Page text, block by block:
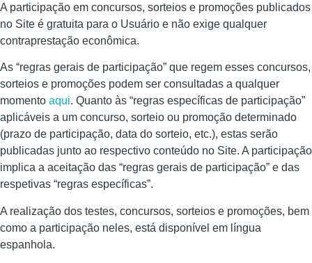
A participação em concursos, sorteios e promoções publicados
no Site é gratuita para o Usuário e não exige qualquer
contraprestação econômica.
As “regras gerais de participação” que regem esses concursos,
sorteios e promoções podem ser consultadas a qualquer
momento aqui. Quanto às “regras específicas de participação”
aplicáveis a um concurso, sorteio ou promoção determinado
(prazo de participação, data do sorteio, etc.), estas serão
publicadas junto ao respectivo conteúdo no Site. A participação
implica a aceitação das “regras gerais de participação” e das
respetivas “regras específicas”.
A realização dos testes, concursos, sorteios e promoções, bem
como a participação neles, está disponível em língua
espanhola.